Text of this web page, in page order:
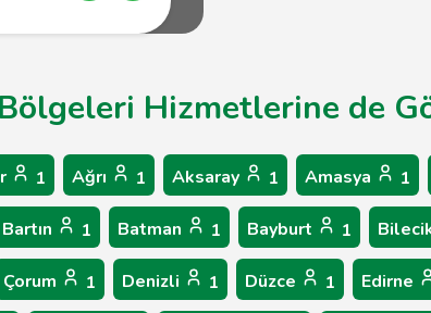
Hizmetlerine de
1 Ağrı 1 Aksaray 1 Amasya 1
Bartın 1 Batman 1 Bayburt 1
Çorum 1 Denizli 1 Düzce 1 Edirne